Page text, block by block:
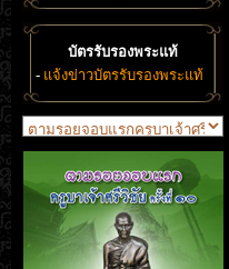
บัตรรับรองพระแท้
- แจ้งข่าวบัตรรับรองพระแท้